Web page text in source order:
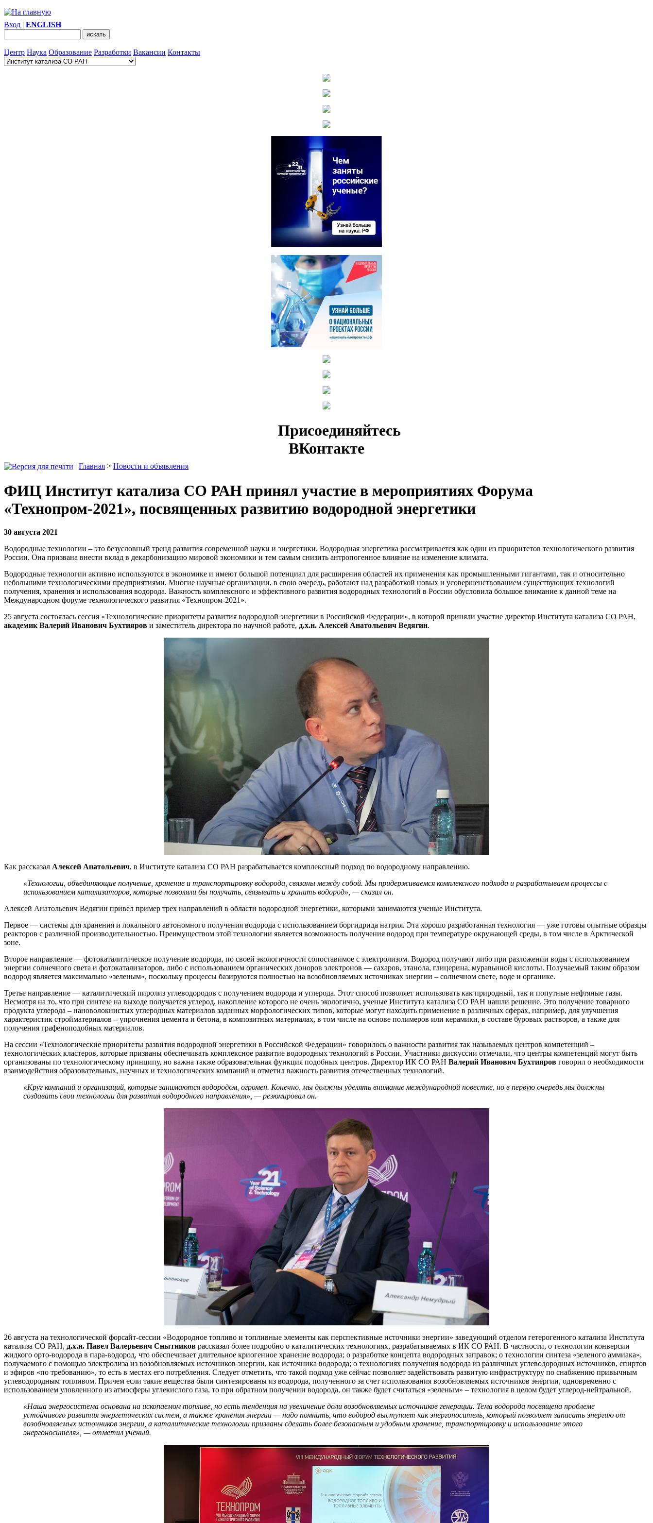
Вход | ENGLISH
Центр Наука Образование Разработки Вакансии Контакты
Присоединяйтесь
ВКонтакте
| Главная > Новости и объявления
ФИЦ Институт катализа СО РАН принял участие в мероприятиях Форума
«Технопром-2021», посвященных развитию водородной энергетики
30 августа 2021
Водородные технологии – это безусловный тренд развития современной науки и энергетики. Водородная энергетика рассматривается как один из приоритетов технологического развития
России. Она призвана внести вклад в декарбонизацию мировой экономики и тем самым снизить антропогенное влияние на изменение климата.
Водородные технологии активно используются в экономике и имеют большой потенциал для расширения областей их применения как промышленными гигантами, так и относительно
небольшими технологическими предприятиями. Многие научные организации, в свою очередь, работают над разработкой новых и усовершенствованием существующих технологий
получения, хранения и использования водорода. Важность комплексного и эффективного развития водородных технологий в России обусловила большое внимание к данной теме на
Международном форуме технологического развития «Технопром-2021».
25 августа состоялась сессия «Технологические приоритеты развития водородной энергетики в Российской Федерации», в которой приняли участие директор Института катализа СО РАН,
академик Валерий Иванович Бухтияров и заместитель директора по научной работе, д.х.н. Алексей Анатольевич Ведягин.
Как рассказал Алексей Анатольевич, в Институте катализа СО РАН разрабатывается комплексный подход по водородному направлению.
«Технологии, объединяющие получение, хранение и транспортировку водорода, связаны между собой. Мы придерживаемся комплексного подхода и разрабатываем процессы с
использованием катализаторов, которые позволяли бы получать, связывать и хранить водород», — сказал он.
Алексей Анатольевич Ведягин привел пример трех направлений в области водородной энергетики, которыми занимаются ученые Института.
Первое — системы для хранения и локального автономного получения водорода с использованием боргидрида натрия. Эта хорошо разработанная технология — уже готовы опытные образцы
реакторов с различной производительностью. Преимуществом этой технологии является возможность получения водород при температуре окружающей среды, в том числе в Арктической
зоне.
Второе направление — фотокаталитическое получение водорода, по своей экологичности сопоставимое с электролизом. Водород получают либо при разложении воды с использованием
энергии солнечного света и фотокатализаторов, либо с использованием органических доноров электронов — сахаров, этанола, глицерина, муравьиной кислоты. Получаемый таким образом
водород является максимально «зеленым», поскольку процессы базируются полностью на возобновляемых источниках энергии – солнечном свете, воде и органике.
Третье направление — каталитический пиролиз углеводородов с получением водорода и углерода. Этот способ позволяет использовать как природный, так и попутные нефтяные газы.
Несмотря на то, что при синтезе на выходе получается углерод, накопление которого не очень экологично, ученые Института катализа СО РАН нашли решение. Это получение товарного
продукта углерода – нановолокнистых углеродных материалов заданных морфологических типов, которые могут находить применение в различных сферах, например, для улучшения
характеристик стройматериалов – упрочнения цемента и бетона, в композитных материалах, в том числе на основе полимеров или керамики, в составе буровых растворов, а также для
получения графеноподобных материалов.
На сессии «Технологические приоритеты развития водородной энергетики в Российской Федерации» говорилось о важности развития так называемых центров компетенций –
технологических кластеров, которые призваны обеспечивать комплексное развитие водородных технологий в России. Участники дискуссии отмечали, что центры компетенций могут быть
организованы по технологическому принципу, но важна также образовательная функция подобных центров. Директор ИК СО РАН Валерий Иванович Бухтияров говорил о необходимости
взаимодействия образовательных, научных и технологических компаний и отметил важность развития отечественных технологий.
«Круг компаний и организаций, которые занимаются водородом, огромен. Конечно, мы должны уделять внимание международной повестке, но в первую очередь мы должны
создавать свои технологии для развития водородного направления», — резюмировал он.
26 августа на технологической форсайт-сессии «Водородное топливо и топливные элементы как перспективные источники энергии» заведующий отделом гетерогенного катализа Института
катализа СО РАН, д.х.н. Павел Валерьевич Снытников рассказал более подробно о каталитических технологиях, разрабатываемых в ИК СО РАН. В частности, о технологии конверсии
жидкого орто-водорода в пара-водород, что обеспечивает длительное криогенное хранение водорода; о разработке концепта водородных заправок; о технологии синтеза «зеленого аммиака»,
получаемого с помощью электролиза из возобновляемых источников энергии, как источника водорода; о технологиях получения водорода из различных углеводородных источников, спиртов
и эфиров «по требованию», то есть в местах его потребления. Следует отметить, что такой подход уже сейчас позволяет задействовать развитую инфраструктуру по снабжению привычным
углеводородным топливом. Причем если такие вещества были синтезированы из водорода, полученного за счет использования возобновляемых источников энергии, одновременно с
использованием уловленного из атмосферы углекислого газа, то при обратном получении водорода, он также будет считаться «зеленым» – технология в целом будет углерод-нейтральной.
«Наша энергосистема основана на ископаемом топливе, но есть тенденция на увеличение доли возобновляемых источников генерации. Тема водорода посвящена проблеме
устойчивого развития энергетических систем, а также хранения энергии — надо помнить, что водород выступает как энергоноситель, который позволяет запасать энергию от
возобновляемых источников энергии, а каталитические технологии призваны сделать более безопасным и удобным хранение, транспортировку и использование этого
энергоносителя», — отметил ученый.